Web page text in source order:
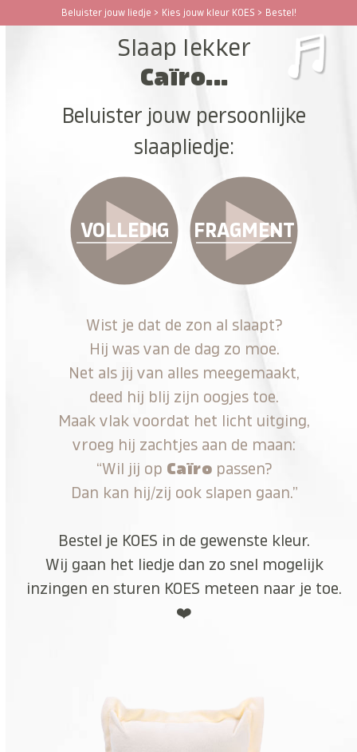
Beluister jouw liedje > Kies jouw kleur KOES > Bestel!
Open
Close
Slaap lekker
Caïro...
Beluister jouw persoonlijke
slaapliedje:
VOLLEDIG FRAGMENT
Wist je dat de zon al slaapt?
Hij was van de dag zo moe.
Net als jij van alles meegemaakt,
deed hij blij zijn oogjes toe.
Maak vlak voordat het licht uitging,
vroeg hij zachtjes aan de maan:
“Wil jij op Caïro passen?
Dan kan hij/zij ook slapen gaan.”
Bestel je KOES in de gewenste kleur.
Wij gaan het liedje dan zo snel mogelijk
inzingen en sturen KOES meteen naar je toe.
❤️